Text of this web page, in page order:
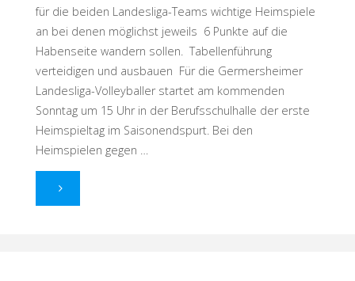
für die beiden Landesliga-Teams wichtige Heimspiele
an bei denen möglichst jeweils 6 Punkte auf die
Habenseite wandern sollen. Tabellenführung
verteidigen und ausbauen Für die Germersheimer
Landesliga-Volleyballer startet am kommenden
Sonntag um 15 Uhr in der Berufsschulhalle der erste
Heimspieltag im Saisonendspurt. Bei den
Heimspielen gegen …
"Punkte